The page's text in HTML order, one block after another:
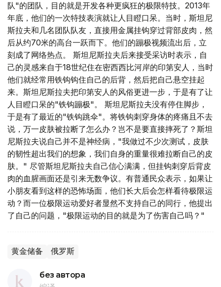
队"的团队，目的就是开发各种更疯狂的极限特技。2013年
年底，他们的一次特技表演就让人目瞪口呆。当时，斯坦尼
斯拉夫和几名团队队友，直接用金属挂钩穿过背部皮肉，然
后从约70米的高台一跃而下。他们的蹦极视频流出后，立
刻成了网络热点。 斯坦尼斯拉夫后来接受采访时表示，自
己的灵感来自于18世纪住在密西西比河岸的印第安人，当时
他们就经常用铁钩钩住自己的后背，然后把自己悬空挂起
来。斯坦尼斯拉夫把印第安人的风俗更进一步，于是有了让
人目瞪口呆的"铁钩蹦极"。 斯坦尼斯拉夫没有停住脚步，
于是有了最近的"铁钩跳伞"。将铁钩刺穿身体的疼痛且不去
说，万一皮肤被拉断了怎么办？岂不是要直接摔死了？斯坦
尼斯拉夫说自己并不是神经病，"我做过不少次测试，皮肤
的韧性超出我们的想象，我们自身的重量很难拉断自己的皮
肤。" 尽管斯坦尼斯拉夫自己信心满满，但挂钩刺穿后背皮
肉的血腥画面还是引来无数争议。有普通民众表示，如果让
小朋友看到这样的恐怖场面，他们长大后会怎样看待极限运
动？而一位极限运动爱好者显然不支持自己的同行，他提出
了自己的问题，"极限运动的目的就是为了伤害自己吗？"
黄金储备 俄罗斯
без автора